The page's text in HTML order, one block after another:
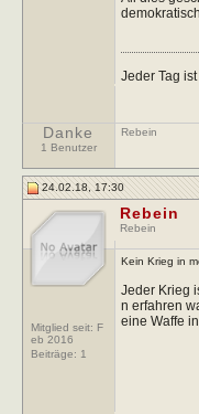
Jeder Tag
Danke
1 Benutzer
Rebein
24.02.18, 17:30
Mitglied seit: F
eb 2016
Beiträge: 1
Rebein
Rebein
Kein Krieg in
Jeder Krieg
n erfahren
eine Waffe